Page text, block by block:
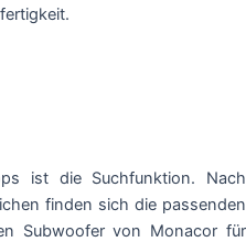
ist die Suchfunktion. Nach
finden sich die passenden
Subwoofer von Monacor für